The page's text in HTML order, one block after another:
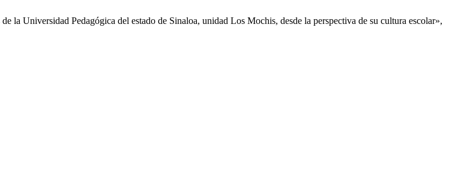
Universidad Pedagógica del estado de Sinaloa, unidad Los Mochis, desde la perspectiva de su cultura escolar»,